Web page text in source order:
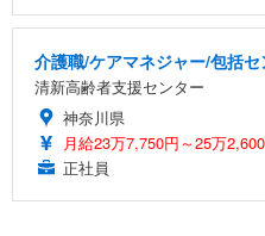
介護職/ケアマネジャー/包括
清新高齢者支援センター
神奈川県
月給23万7,750円～25万
正社員